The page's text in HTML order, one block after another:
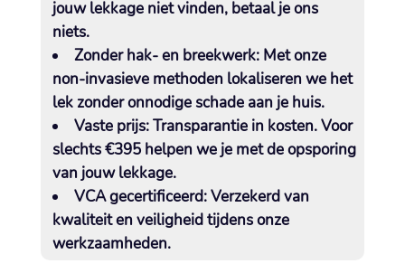
jouw lekkage niet vinden, betaal je ons
niets.​
Zonder hak- en breekwerk:Met onze
non-invasieve methoden lokaliseren we het
lek zonder onnodige schade aan je huis.​
Vaste prijs:Transparantie in kosten.​ Voor
slechts €395 helpen we je met de opsporing
van jouw lekkage.​
VCA gecertificeerd:Verzekerd van
kwaliteit en veiligheid tijdens onze
werkzaamheden.​